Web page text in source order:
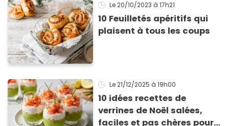
Le 20/10/2023 à 17h21
10 Feuilletés apéritifs qui
plaisent à tous les coups
Le 21/12/2025 à 19h00
10 idées recettes de
verrines de Noël salées,
faciles et pas chères pour